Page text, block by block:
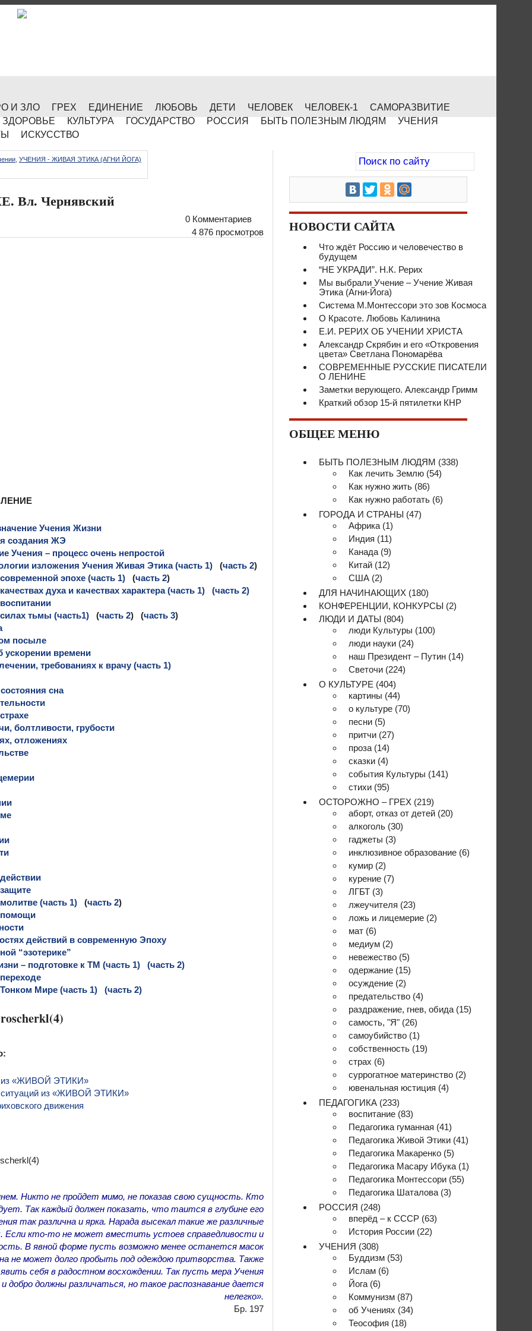
И ЗЛО ГРЕХ ЕДИНЕНИЕ ЛЮБОВЬ ДЕТИ ЧЕЛОВЕК ЧЕЛОВЕК-1
САМОРАЗВИТИЕ
ЗДОРОВЬЕ
КУЛЬТУРА ГОСУДАРСТВО РОССИЯ БЫТЬ ПОЛЕЗНЫМ ЛЮДЯМ
УЧЕНИЯ
ИСКУССТВО
УЧЕНИЯ - ЖИВАЯ ЭТИКА (АГНИ ЙОГА)
Чернявский
0 Комментариев
4 876 просмотров
Учения Жизни
создания ЖЭ
Учения – процесс очень непростой
изложения Учения Живая Этика (часть 1) (часть 2)
эпохе (часть 1) (часть 2)
духа и качествах характера (часть 1)
(часть 2)
тьмы (часть1) (часть 2) (часть 3)
посыле
ускорении времени
требованиях к врачу (часть 1)
сна
болтливости, грубости
отложениях
(часть 1) (часть 2)
помощи
действий в современную Эпоху
“эзотерике”
– подготовке к ТМ (часть 1)
(часть 2)
Мире (часть 1)
(часть 2)
из «ЖИВОЙ ЭТИКИ»
из «ЖИВОЙ ЭТИКИ»
движения
Никто не пройдет мимо, не показав свою сущность. Кто
Так каждый должен показать, что таится в глубине его
так различна и ярка. Нарада высекал такие же различные
Если кто-то не может вместить устоев справедливости и
В явной форме пусть возможно менее останется масок
не может долго пробыть под одеждою притворства. Также
себя в радостном восхождении. Так пусть мера Учения
добро должны различаться, но такое распознавание дается
нелегко».
Бр. 197
НОВОСТИ САЙТА
Что ждёт Россию и человечество в
будущем
“НЕ УКРАДИ”. Н.К. Рерих
Мы выбрали Учение – Учение Живая
Этика (Агни-Йога)
Система М.Монтессори это зов Космоса
О Красоте. Любовь Калинина
Е.И. РЕРИХ ОБ УЧЕНИИ ХРИСТА
Александр Скрябин и его «Откровения
цвета» Светлана Пономарёва
СОВРЕМЕННЫЕ РУССКИЕ ПИСАТЕЛИ
О ЛЕНИНЕ
Заметки верующего. Александр Гримм
Краткий обзор 15-й пятилетки КНР
ОБЩЕЕ МЕНЮ
БЫТЬ ПОЛЕЗНЫМ ЛЮДЯМ (338)
Как лечить Землю (54)
Как нужно жить (86)
Как нужно работать (6)
ГОРОДА И СТРАНЫ (47)
Африка (1)
Индия (11)
Канада (9)
Китай (12)
США (2)
ДЛЯ НАЧИНАЮЩИХ (180)
КОНФЕРЕНЦИИ, КОНКУРСЫ (2)
ЛЮДИ И ДАТЫ (804)
люди Культуры (100)
люди науки (24)
наш Президент – Путин (14)
Светочи (224)
О КУЛЬТУРЕ (404)
картины (44)
о культуре (70)
песни (5)
притчи (27)
проза (14)
сказки (4)
события Культуры (141)
стихи (95)
ОСТОРОЖНО – ГРЕХ (219)
аборт, отказ от детей (20)
алкоголь (30)
гаджеты (3)
инклюзивное образование (6)
кумир (2)
курение (7)
ЛГБТ (3)
лжеучителя (23)
ложь и лицемерие (2)
мат (6)
медиум (2)
невежество (5)
одержание (15)
осуждение (2)
предательство (4)
раздражение, гнев, обида (15)
самость, "Я" (26)
самоубийство (1)
собственность (19)
страх (6)
суррогатное материнство (2)
ювенальная юстиция (4)
ПЕДАГОГИКА (233)
воспитание (83)
Педагогика гуманная (41)
Педагогика Живой Этики (41)
Педагогика Макаренко (5)
Педагогика Масару Ибука (1)
Педагогика Монтессори (55)
Педагогика Шаталова (3)
РОССИЯ (248)
вперёд – к СССР (63)
История России (22)
УЧЕНИЯ (308)
Буддизм (53)
Ислам (6)
Йога (6)
Коммунизм (87)
об Учениях (34)
Теософия (18)